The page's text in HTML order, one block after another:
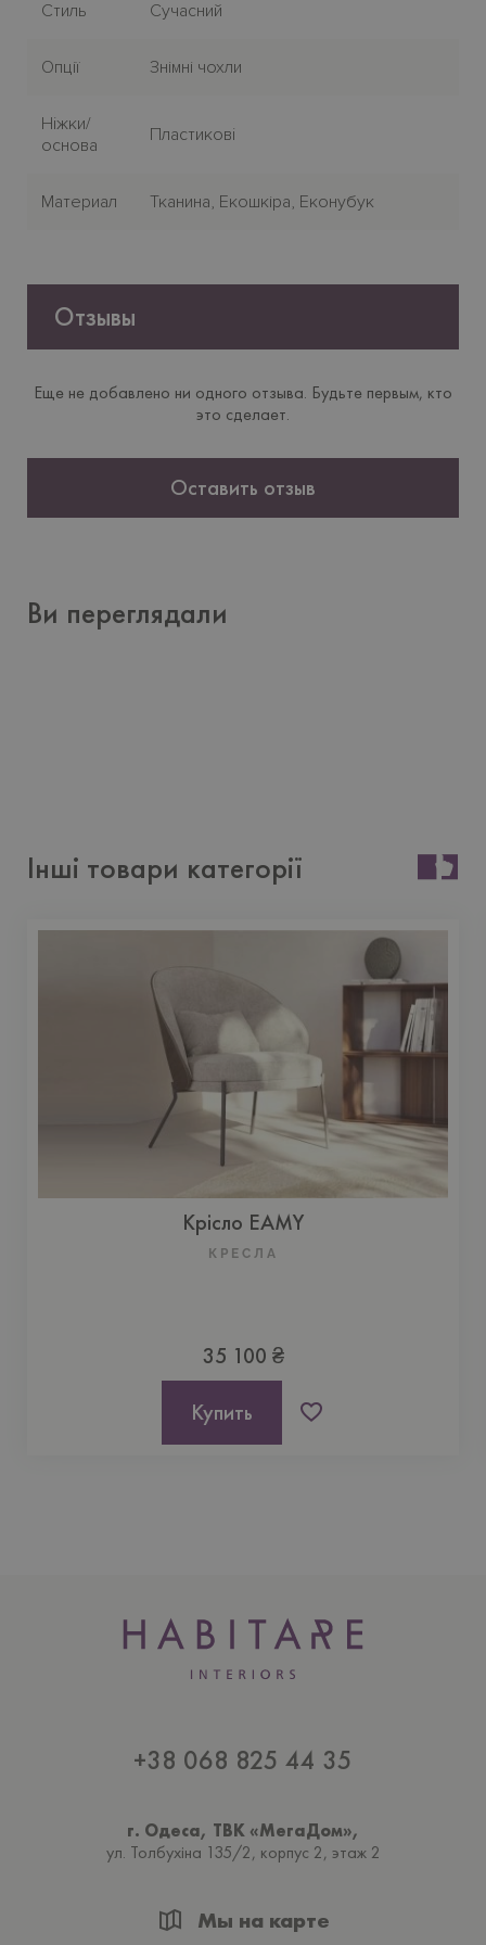
Стиль Сучасний
Опції Знімні чохли
Нiжки/
основа
Пластиковi
Материал Тканина, Екошкіра, Еконубук
Отзывы
Еще не добавлено ни одного отзыва. Будьте первым, кто
это сделает.
Оставить отзыв
Ви переглядали
Інші товари категорії
Крісло EAMY
КРЕСЛА
35 100 ₴
Купить
+38 068 825 44 35
г. Одеса, ТВК «МегаДом»,
ул. Толбухiна 135/2, корпус 2, этаж 2
Мы на карте